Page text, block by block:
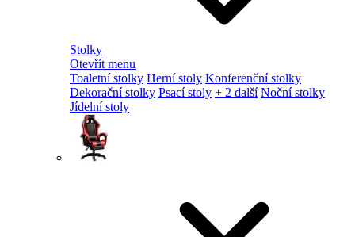
Stolky
Otevřít menu
Toaletní stolky Herní stoly Konferenční stolky
Dekorační stolky Psací stoly + 2 další Noční stolky
Jídelní stoly